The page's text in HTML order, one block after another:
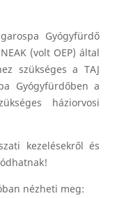
Gyógyfürdő
(volt OEP) által
szükséges a TAJ
Gyógyfürdőben a
háziorvosi
kezelésekről és
nézheti meg: